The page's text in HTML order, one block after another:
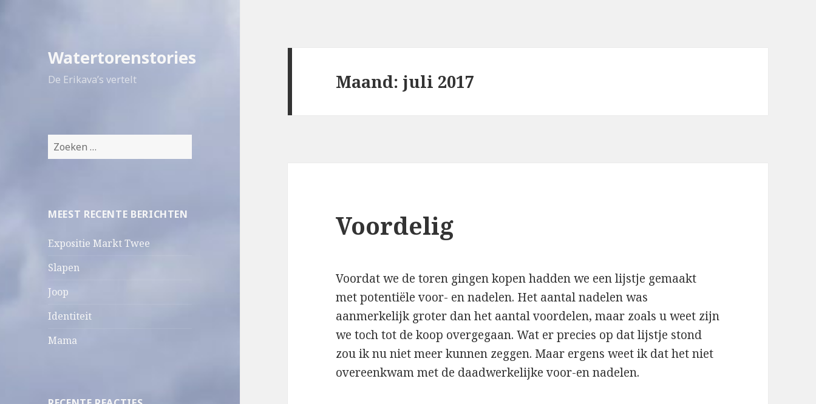
Watertorenstories
De Erikava’s vertelt
Z
o
n
a
r
:
MEEST RECENTE BERICHTEN
Expositie Markt Twee
Slapen
Joop
Identiteit
Mama
Maand: juli 2017
Voordelig
Voordat we de toren gingen kopen hadden we een lijstje gemaakt
met potentiële voor- en nadelen. Het aantal nadelen was
aanmerkelijk groter dan het aantal voordelen, maar zoals u weet zijn
we toch tot de koop overgegaan. Wat er precies op dat lijstje stond
zou ik nu niet meer kunnen zeggen. Maar ergens weet ik dat het niet
overeenkwam met de daadwerkelijke voor-en nadelen.